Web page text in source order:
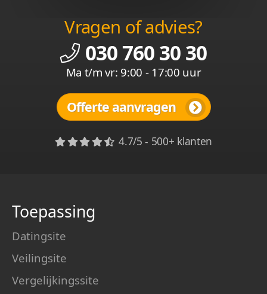
Vragen of advies?
030 760 30 30
Ma t/m vr: 9:00 - 17:00 uur
Offerte aanvragen
4.7/5 - 500+ klanten
Toepassing
Datingsite
Veilingsite
Vergelijkingssite